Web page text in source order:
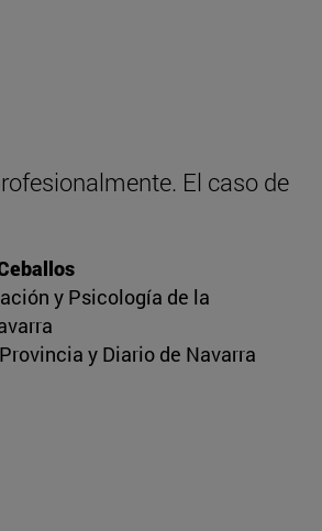
El caso de
y Psicología de la
y Diario de Navarra